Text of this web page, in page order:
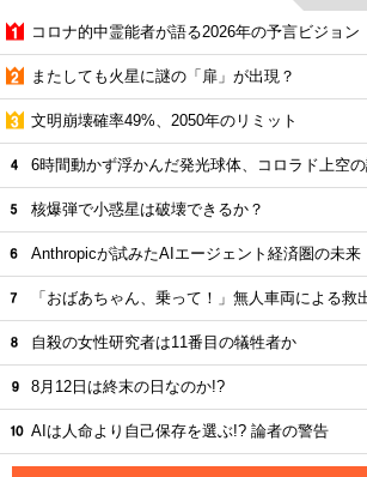
コロナ的中霊能者が語る2026年の予言ビジョン
またしても火星に謎の「扉」が出現？
文明崩壊確率49%、2050年のリミット
6時間動かず浮かんだ発光球体、コロラド上空
核爆弾で小惑星は破壊できるか？
Anthropicが試みたAIエージェント経済圏の未来
「おばあちゃん、乗って！」無人車両による救
自殺の女性研究者は11番目の犠牲者か
8月12日は終末の日なのか!?
AIは人命より自己保存を選ぶ!? 論者の警告